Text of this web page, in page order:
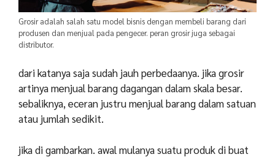
Grosir adalah salah satu model bisnis dengan membeli barang dari
produsen dan menjual pada pengecer. peran grosir juga sebagai
distributor.
dari katanya saja sudah jauh perbedaanya. jika grosir
artinya menjual barang dagangan dalam skala besar.
sebaliknya, eceran justru menjual barang dalam satuan
atau jumlah sedikit.
jika di gambarkan. awal mulanya suatu produk di buat